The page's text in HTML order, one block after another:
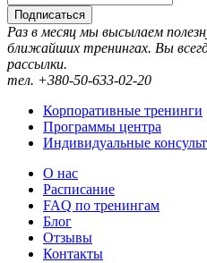
Подписаться
Раз в месяц мы высылаем
ближайших тренингах. Вы
рассылки.
тел. +380-50-633-02-20
Корпоративные тренинги
Программы центра
Индивидуальные
О нас
Расписание
FAQ по тренингам
Блог
Отзывы
Контакты